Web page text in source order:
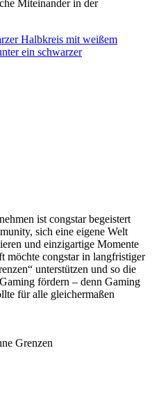
Miteinander in der
ist congstar begeistert
sich eine eigene Welt
und einzigartige Momente
möchte congstar in langfristiger
unterstützen und so die
fördern – denn Gaming
für alle gleichermaßen